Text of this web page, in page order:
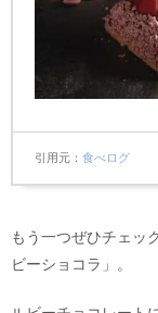
引用元 食べログ
もう一つぜひチェッ
ビーショコラ」。